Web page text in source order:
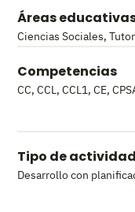
Áreas
Ciencias Sociales,
Competencias
CC, CCL , CCL1, CE,
Tipo de actividad
Desarrollo con